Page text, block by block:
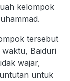
kelompok
tersebut
Baiduri
wajar,
untuk